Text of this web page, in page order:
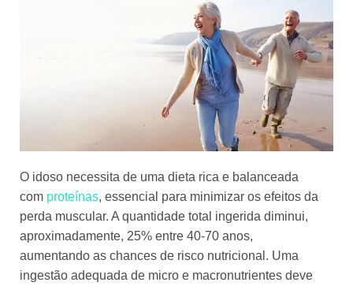
O idoso necessita de uma dieta rica e balanceada
com proteínas, essencial para minimizar os efeitos da
perda muscular. A quantidade total ingerida diminui,
aproximadamente, 25% entre 40-70 anos,
aumentando as chances de risco nutricional. Uma
ingestão adequada de micro e macronutrientes deve